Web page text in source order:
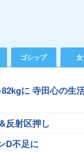
ゴシップ
に 寺田心の生
反射区押し
D不足に